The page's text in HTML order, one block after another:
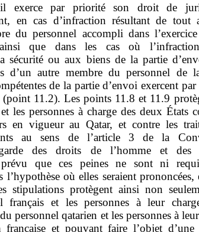
exerce par priorité son droit de
en cas d’infraction résultant de tout
du personnel accompli dans
que dans les cas où
sécurité ou aux biens de la partie
d’un autre membre du personnel de
de la partie d’envoi exercent
11.2). Les points 11.8 et 11.9
les personnes à charge des deux États
en vigueur au Qatar, et contre les
au sens de l’article 3 de la
des droits de l’homme et des
que ces peines ne sont ni
l’hypothèse où elles seraient prononcées,
stipulations protègent ainsi non
français et les personnes à leur
personnel qatarien et les personnes à
et pouvant faire l’objet d’une